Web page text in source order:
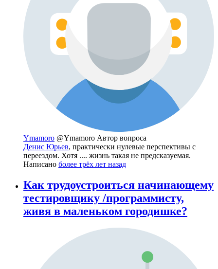
Ymamoro @Ymamoro Автор вопроса
Денис Юрьев, практически нулевые перспективы с
переездом. Хотя .... жизнь такая не предсказуемая.
Написано более трёх лет назад
Как трудоустроиться начинающему
тестировщику /программисту,
живя в маленьком городишке?